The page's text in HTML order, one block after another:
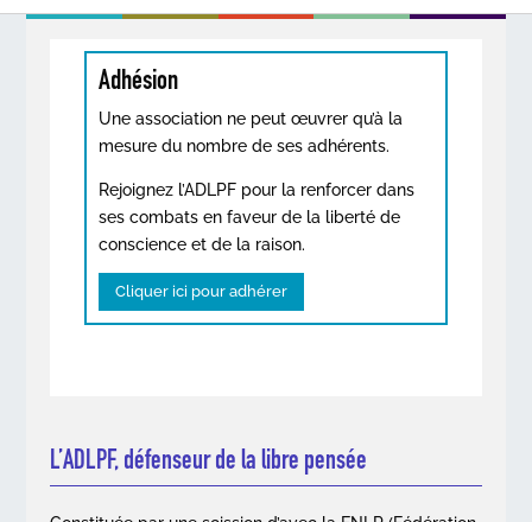
Adhésion
Une association ne peut œuvrer qu’à la
mesure du nombre de ses adhérents.
Rejoignez l’ADLPF pour la renforcer dans
ses combats en faveur de la liberté de
conscience et de la raison.
Cliquer ici pour adhérer
L’ADLPF, défenseur de la libre pensée